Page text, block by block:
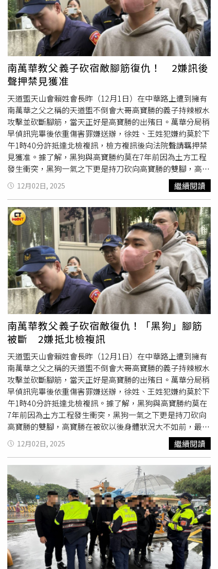
功能，長期恐增加肝腎代謝負擔，造成精神不濟。建議改
善： 牛奶＋雞蛋搭配全麥麵包、燕麥或地瓜，補足碳水來
源。●清粥＋醬菜：膽囊「懶得動」易結石被誤認為養生組
合的清粥搭配醬菜，實則高鈉、低蛋白、幾乎無脂肪。膽囊
在早晨需要脂肪刺激釋出濃縮膽汁，否則膽固醇容易結晶形
成結石。黃軒指出，這是膽汁生理邏輯，而非單純推測。建
議改善： 可改為雜糧粥搭配水煮蛋、少量肉類與燙青菜，
提供均衡營養與膽囊
密度過低燒餅與油條為傳統常見早餐組合，但屬高溫油炸食
品，熱量高、營養密度低，缺乏蛋白與纖維，容易引發血糖
震盪、增加血脂。黃軒指出，這類早餐不宜天天食用，偶爾
吃即可。建議改善： 可搭配無糖豆漿、水煮蛋與蔬菜，並
在其他餐食中補回均衡營養。黃軒提醒，早餐的真正關鍵在
於「啟動」代謝節律。他表示，身體早晨需透過碳水、蛋白
質與脂肪三種訊號來啟動大腦與消化系統功能。若早餐只是
「吃得清淡」，卻未達到營養啟動的目標，長期下來可能讓
身體「整天卡關」，出現代謝異常、精神萎靡等問題。
南萬華教父義子砍宿敵腳筋復仇！ 2嫌訊後
聲押禁見獲准
天道盟天山會賴姓會長昨（12月1日）在中華路上遭到擁有
南萬華之父之稱的天道盟不倒會大哥高寶勝的義子持辣椒水
攻擊並砍斷腳筋，當天正好是高寶勝的出殯日。萬華分局稍
早偵訊完畢後依重傷害罪嫌送辦，徐姓、王姓犯嫌約莫於下
午1時40分許抵達北檢複訊，檢方複訊後向法院聲請羈押禁
見獲准。據了解，黑狗與高寶勝約莫在7年前因為土方工程
發生衝突，黑狗一氣之下更是持刀砍向高寶勝的雙腳，高寶
勝在被砍以後身體狀況大不如前，最終於今年的10月14日
因為膽囊癌病逝，並於昨日由家屬舉辦告別式。自稱高寶勝
乾兒子27歲徐姓男子，為了報復7年前黑狗砍斷義父腳筋之
仇，選擇於高寶勝告別式當天動手。12月1日下午2時許，
30歲的王姓男子掌握黑狗當時正前往中華路與漢口街一段停
車場停車後，往其面部噴灑辣椒水，並環抱控制黑狗行動，
徐男再砍斷黑狗的腳筋。事發以後，2人向警方自首並被帶
回分局偵訊，黑狗也被送往醫院進行救治。警方訊問完畢
後，依重傷害依法送辦，並約莫於今日下午1時40分許，成
功將徐男、王男移送至台北地檢署複訊。檢方複訊後，向法
院聲押禁見，台北地院於晚間裁准，徐、王2人將被收押。
12月02日, 2025 繼續閱讀
南萬華教父義子砍宿敵復仇！「黑狗」腳筋
被斷 2嫌抵北檢複訊
天道盟天山會賴姓會長昨（12月1日）在中華路上遭到擁有
南萬華之父之稱的天道盟不倒會大哥高寶勝的義子持辣椒水
攻擊並砍斷腳筋，當天正好是高寶勝的出殯日。萬華分局稍
早偵訊完畢後依重傷害罪嫌送辦，徐姓、王姓犯嫌約莫於下
午1時40分許抵達北檢複訊。據了解，黑狗與高寶勝約莫在
7年前因為土方工程發生衝突，黑狗一氣之下更是持刀砍向
高寶勝的雙腳，高寶勝在被砍以後身體狀況大不如前，最終
於今年的10月14日因為
癌病逝，並於昨日由家屬舉辦
告別式。自稱高寶勝乾兒子的徐姓男子，為了報復7年前黑
狗砍斷義父腳筋之仇，選擇於高寶勝告別式當天動手。12月
1日下午2時許，30歲的王姓男子掌握黑狗當時正前往中華
路與漢口街一段停車場停車後，往其面部噴灑辣椒水，並環
抱控制黑狗行動，徐男再砍斷黑狗的腳筋。事發以後，2人
向警方自首並被帶回分局偵訊，黑狗也被送往醫院進行救
治。警方訊問完畢後，依重傷害依法送辦，並約莫於今日下
午1時40分許，成功將徐男、王男移送至台北地檢署複訊，
而媒體詢問2人「為何要斷人腳筋？」、「是受人指使
嗎？」則均未獲得回應。
12月02日, 2025 繼續閱讀